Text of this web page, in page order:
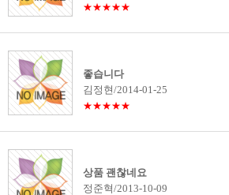
★★★★★
좋습니다
김정현/2014-01-25
★★★★★
상품 괜찮네요
정준혁/2013-10-09